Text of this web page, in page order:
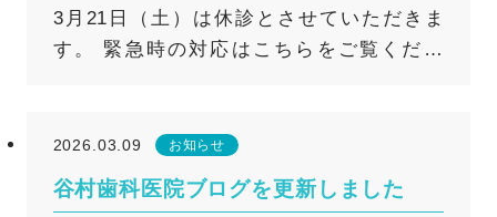
すことが大切です。 また、朝の歯みがき
は 寝ている間に増えた細菌を洗い流し、 ネ
て 歯みがきを行うことが、 お口の健康を守
るポイントです。 ◆特に注意が必要
な「ネバつき」の特徴は？ 起床時のお口
必要があります。 （初診として口腔外科外
来の予約は不可です。また、初診時に口腔
ます。 ※口腔外科外来でできる診査や処置
には限界があります。診療所レベルでの範
囲を超えると判断した場合には、大学病院
3月21日（土）は休診とさせていただきま
す。 緊急時の対応はこちらをご覧くださ
2026.03.09 お知らせ
谷村歯科医院ブログを更新しました